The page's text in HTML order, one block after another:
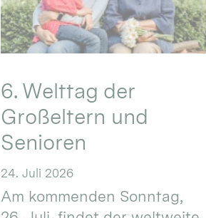
6. Welttag der
Großeltern und
Senioren
24. Juli 2026
Am kommenden Sonntag,